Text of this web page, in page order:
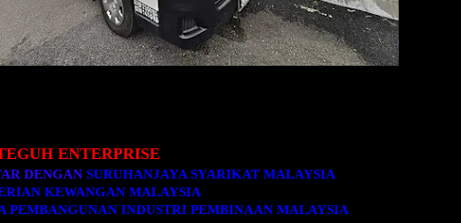
ENTERPRISE
DENGAN SURUHANJAYA SYARIKAT MALAYSIA
KEWANGAN MALAYSIA
PEMBANGUNAN INDUSTRI PEMBINAAN MALAYSIA